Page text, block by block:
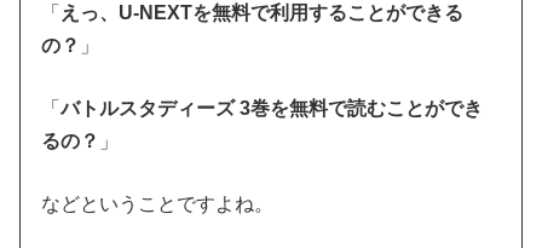
「 えっ、U-NEXTを無料で利用することができる
の？ 」
「バトルスタディーズ 3巻を無料で読むことができ
るの？ 」
などということですよね。